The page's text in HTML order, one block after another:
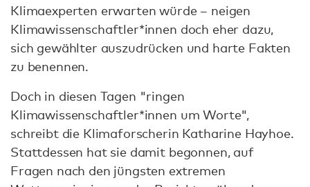
Klimaexperten erwarten würde – neigen
Klimawissenschaftler*innen doch eher dazu,
sich gewählter auszudrücken und harte Fakten
zu benennen.
Doch in diesen Tagen "ringen
Klimawissenschaftler*innen um Worte",
schreibt die Klimaforscherin Katharine Hayhoe.
Stattdessen hat sie damit begonnen, auf
Fragen nach den jüngsten extremen